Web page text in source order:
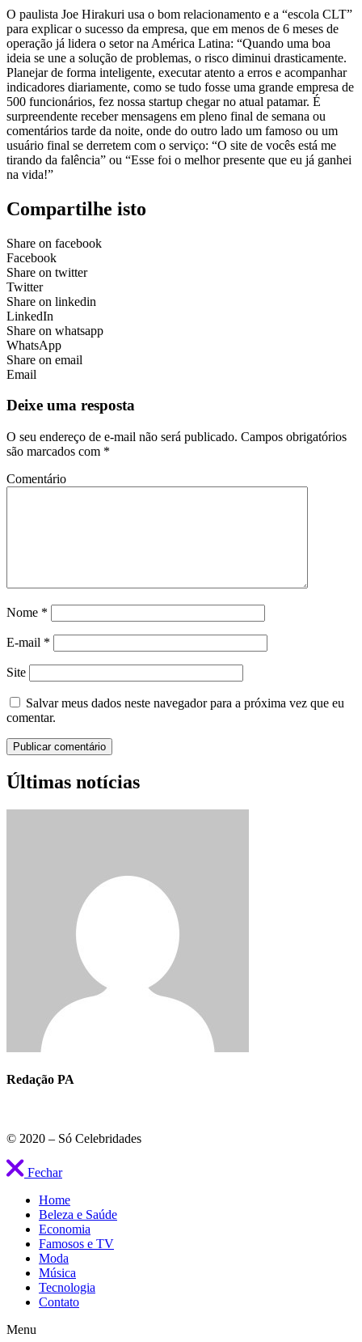
O paulista Joe Hirakuri usa o bom relacionamento e a “escola CLT”
para explicar o sucesso da empresa, que em menos de 6 meses de
operação já lidera o setor na América Latina: “Quando uma boa
ideia se une a solução de problemas, o risco diminui drasticamente.
Planejar de forma inteligente, executar atento a erros e acompanhar
indicadores diariamente, como se tudo fosse uma grande empresa de
500 funcionários, fez nossa startup chegar no atual patamar. É
surpreendente receber mensagens em pleno final de semana ou
comentários tarde da noite, onde do outro lado um famoso ou um
usuário final se derretem com o serviço: “O site de vocês está me
tirando da falência” ou “Esse foi o melhor presente que eu já ganhei
na vida!”
Compartilhe isto
Share on facebook
Facebook
Share on twitter
Twitter
Share on linkedin
LinkedIn
Share on whatsapp
WhatsApp
Share on email
Email
Deixe uma resposta
O seu endereço de e-mail não será publicado. Campos obrigatórios
são marcados com *
Comentário
Nome *
E-mail *
Site
Salvar meus dados neste navegador para a próxima vez que eu
comentar.
Últimas notícias
Redação PA
© 2020 – Só Celebridades
Fechar
Home
Beleza e Saúde
Economia
Famosos e TV
Moda
Música
Tecnologia
Contato
Menu